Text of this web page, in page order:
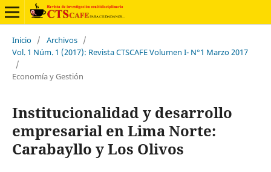
Inicio / Archivos /
Vol. 1 Núm. 1 (2017): Revista CTSCAFE Volumen I- N°1 Marzo 2017
/
Economía y Gestión
Institucionalidad y desarrollo
empresarial en Lima Norte:
Carabayllo y Los Olivos